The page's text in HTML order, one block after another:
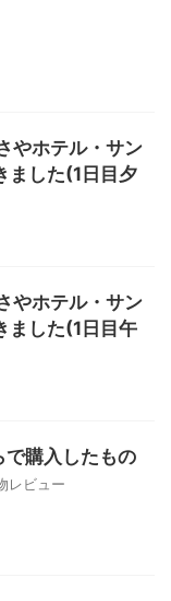
やホテル・サン
ました(1日目夕
やホテル・サン
ました(1日目午
購入したもの
レビュー